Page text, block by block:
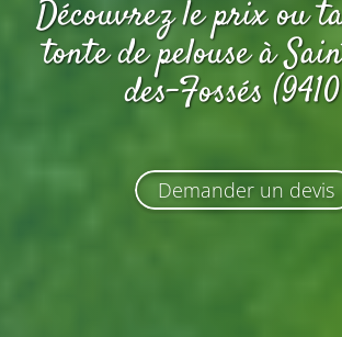
Découvrez le prix ou
tonte de pelouseà
des-Fossés
Demander un devis